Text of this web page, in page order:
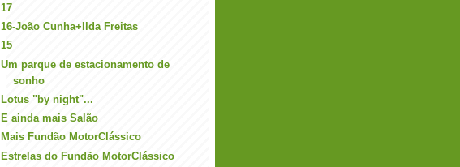
17
16-João Cunha+Ilda Freitas
15
Um parque de estacionamento de
sonho
Lotus "by night"...
E ainda mais Salão
Mais Fundão MotorClássico
Estrelas do Fundão MotorClássico